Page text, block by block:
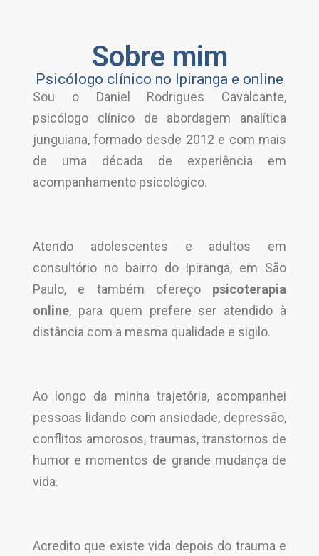
conteúdo
Sobre mim
Psicólogo clínico no Ipiranga e online
Sou o Daniel Rodrigues Cavalcante,
psicólogo clínico de abordagem analítica
junguiana, formado desde 2012 e com mais
de uma década de experiência em
acompanhamento psicológico.
Atendo adolescentes e adultos em
consultório no bairro do Ipiranga, em São
Paulo, e também ofereço psicoterapia
online, para quem prefere ser atendido à
distância com a mesma qualidade e sigilo.
Ao longo da minha trajetória, acompanhei
pessoas lidando com ansiedade, depressão,
conflitos amorosos, traumas, transtornos de
humor e momentos de grande mudança de
vida.
Acredito que existe vida depois do trauma e